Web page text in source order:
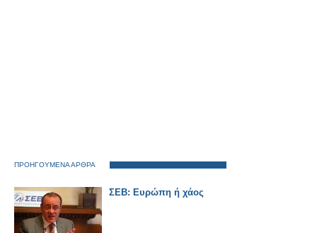
ΠΡΟΗΓΟΥΜΕΝΑ ΑΡΘΡΑ
ΣΕΒ: Ευρώπη ή χάος